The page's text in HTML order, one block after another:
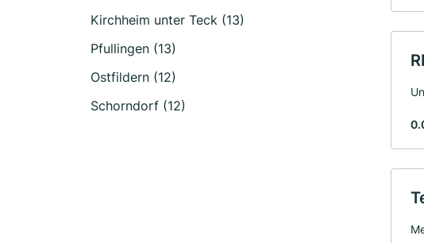
Kirchheim unter Teck (13)
Pfullingen (13)
Ostfildern (12)
Schorndorf (12)